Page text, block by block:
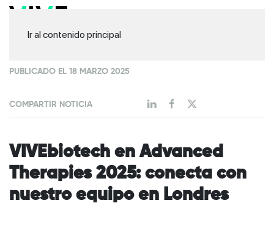
Ir al contenido principal
PUBLICADO EL 18 MARZO 2025
COMPARTIR NOTICIA
VIVEbiotech en Advanced
Therapies 2025: conecta con
nuestro equipo en Londres